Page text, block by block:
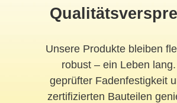
Unsere Produkte bleiben
robust – ein Leben
geprüfter Fadenfestigkeit
zertifizierten Bauteilen